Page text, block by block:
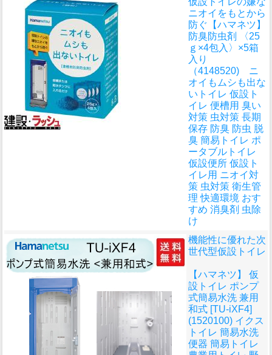
ニオイをもとから
防ぐ 【ハマネツ】
防臭防虫剤 〈25
ｇ×4包入〉×5箱
入り
（4148520) ニ
オイもムシも出な
いトイレ 仮設ト
イレ 便槽用 臭い
対策 虫対策 長期
保存 防臭 防虫 脱
臭 簡易トイレ ポ
ータブルトイレ
仮設便所 仮設ト
イレ用 ニオイ対
策 虫対策 衛生管
理 快適環境 おす
すめ 消臭剤 虫除
け
機能性に優れた次
世代型仮設トイレ
【ハマネツ】 仮
設トイレ ポンプ
式簡易水洗 兼用
和式 [TU-iXF4]
(1520100) イクス
トイレ 簡易水洗
便器 簡易トイレ